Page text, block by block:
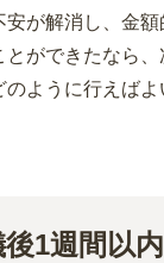
安が解消し、金
ができたなら
ように行えば
1週間以